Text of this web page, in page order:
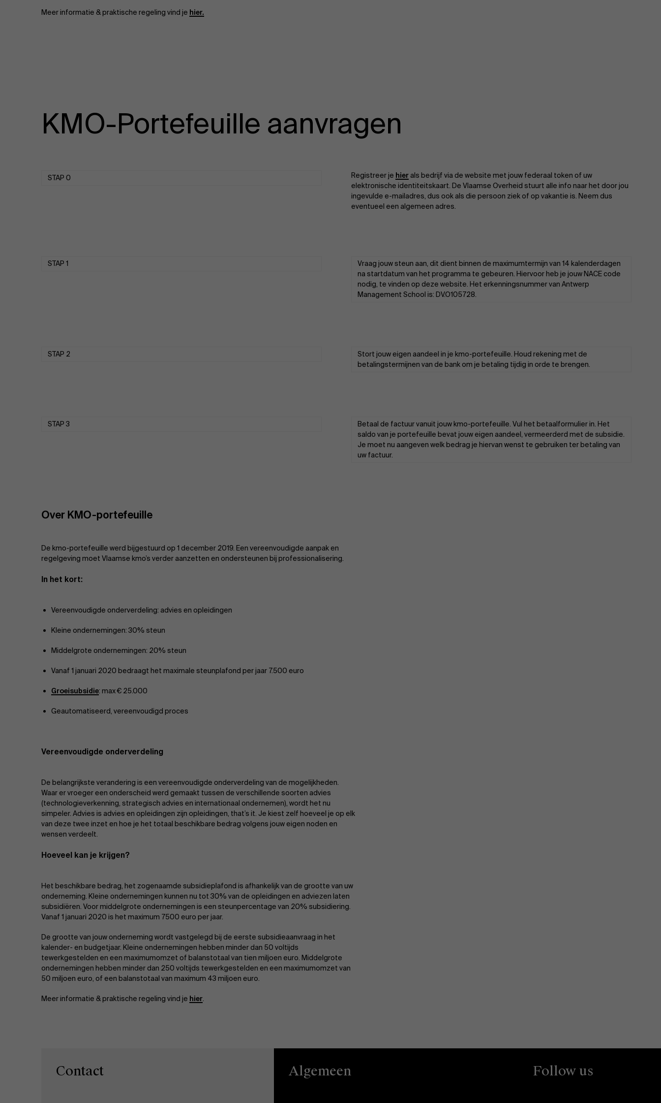
Sustainable Transformation
Meer informatie & praktische regeling vind je hier.
KMO-Portefeuille aanvragen
STAP 0 Registreer je hier als bedrijf via de website met jouw federaal token of uw
elektronische identiteitskaart. De Vlaamse Overheid stuurt alle info naar het door jou
ingevulde e-mailadres, dus ook als die persoon ziek of op vakantie is. Neem dus
eventueel een algemeen adres.
STAP 1
Vraag jouw steun aan, dit dient binnen de maximumtermijn van 14 kalenderdagen
na startdatum van het programma te gebeuren. Hiervoor heb je jouw NACE code
nodig, te vinden op deze website. Het erkenningsnummer van Antwerp
Management School is: DV.O105728.
STAP 2
Stort jouw eigen aandeel in je kmo-portefeuille. Houd rekening met de
betalingstermijnen van de bank om je betaling tijdig in orde te brengen.
STAP 3
Betaal de factuur vanuit jouw kmo-portefeuille. Vul het betaalformulier in. Het
saldo van je portefeuille bevat jouw eigen aandeel, vermeerderd met de subsidie.
Je moet nu aangeven welk bedrag je hiervan wenst te gebruiken ter betaling van
uw factuur.
Over KMO-portefeuille
De kmo-portefeuille werd bijgestuurd op 1 december 2019. Een vereenvoudigde aanpak en
regelgeving moet Vlaamse kmo’s verder aanzetten en ondersteunen bij professionalisering.
In het kort:
Vereenvoudigde onderverdeling: advies en opleidingen
Kleine ondernemingen: 30% steun
Middelgrote ondernemingen: 20% steun
Vanaf 1 januari 2020 bedraagt het maximale steunplafond per jaar 7.500 euro
Groeisubsidie: max € 25.000
Geautomatiseerd, vereenvoudigd proces
Vereenvoudigde onderverdeling
De belangrijkste verandering is een vereenvoudigde onderverdeling van de mogelijkheden.
Waar er vroeger een onderscheid werd gemaakt tussen de verschillende soorten advies
(technologieverkenning, strategisch advies en internationaal ondernemen), wordt het nu
simpeler. Advies is advies en opleidingen zijn opleidingen, that’s it. Je kiest zelf hoeveel je op elk
van deze twee inzet en hoe je het totaal beschikbare bedrag volgens jouw eigen noden en
wensen verdeelt.
Hoeveel kan je krijgen?
Het beschikbare bedrag, het zogenaamde subsidieplafond is afhankelijk van de grootte van uw
onderneming. Kleine ondernemingen kunnen nu tot 30% van de opleidingen en adviezen laten
subsidiëren. Voor middelgrote ondernemingen is een steunpercentage van 20% subsidiering.
Vanaf 1 januari 2020 is het maximum 7500 euro per jaar.
De grootte van jouw onderneming wordt vastgelegd bij de eerste subsidieaanvraag in het
kalender- en budgetjaar. Kleine ondernemingen hebben minder dan 50 voltijds
tewerkgestelden en een maximumomzet of balanstotaal van tien miljoen euro. Middelgrote
ondernemingen hebben minder dan 250 voltijds tewerkgestelden en een maximumomzet van
50 miljoen euro, of een balanstotaal van maximum 43 miljoen euro.
Meer informatie & praktische regeling vind je hier.
Contact Algemeen Follow us